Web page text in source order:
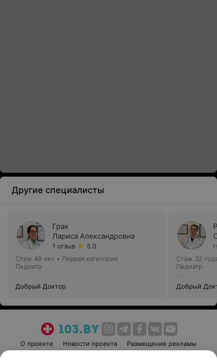
Другие специалисты
Грак
Лариса Александровна
1 отзыв
5.0
Стаж 49 лет • Первая категория
Педиатр
Добрый Доктор
Стаж 32
Педиатр
Добрый
О проекте Новости проекта
Размещение рекламы